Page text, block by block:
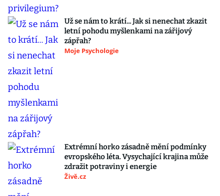
Už se nám to krátí... Jak si nenechat zkazit
letní pohodu myšlenkami na zářijový
zápřah?
Moje Psychologie
Extrémní horko zásadně mění podmínky
evropského léta. Vysychající krajina může
zdražit potraviny i energie
Živě.cz